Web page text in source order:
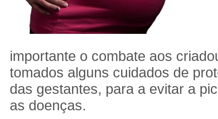
importante o combate aos
tomados alguns cuidados de
das gestantes, para a evitar a
as doenças.